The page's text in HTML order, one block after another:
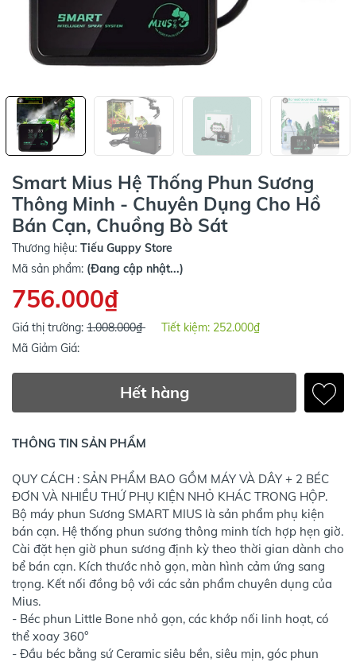
Smart Mius Hệ Thống Phun Sương
Thông Minh - Chuyên Dụng Cho Hồ
Bán Cạn, Chuồng Bò Sát
Thương hiệu: Tiếu Guppy Store
Mã sản phẩm: (Đang cập nhật...)
756.000₫
Giá thị trường: 1.008.000₫ Tiết kiệm: 252.000₫
Mã Giảm Giá:
Hết hàng
THÔNG TIN SẢN PHẨM
QUY CÁCH : SẢN PHẨM BAO GỒM MÁY VÀ DÂY + 2 BÉC
ĐƠN VÀ NHIỀU THỨ PHỤ KIỆN NHỎ KHÁC TRONG HỘP.
Bộ máy phun Sương SMART MIUS là sản phẩm phụ kiện
bán cạn. Hệ thống phun sương thông minh tích hợp hẹn giờ.
Cài đặt hẹn giờ phun sương định kỳ theo thời gian dành cho
bể bán cạn. Kích thước nhỏ gọn, màn hình cảm ứng sang
trọng. Kết nối đồng bộ với các sản phẩm chuyên dụng của
Mius.
- Béc phun Little Bone nhỏ gọn, các khớp nối linh hoạt, có
thể xoay 360°
- Đầu béc bằng sứ Ceramic siêu bền, siêu mịn, góc phun